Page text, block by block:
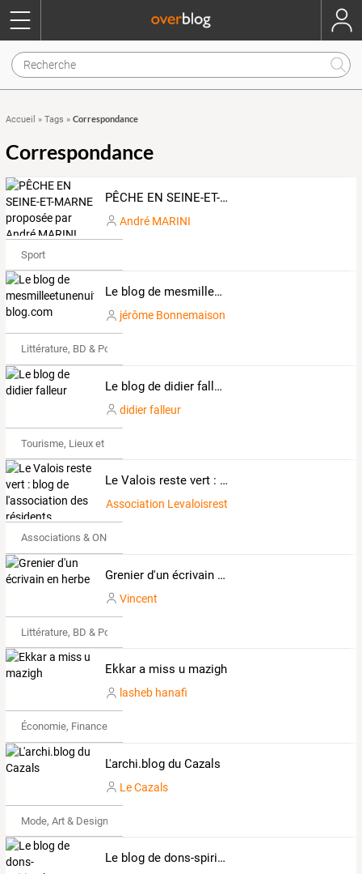
Accueil » Tags » Correspondance
Correspondance
PÊCHE EN SEINE-ET-MARNE proposée par André MARINI
André MARINI
Sport
Le blog de mesmilleetunenuitsalire.over-blog.com
jérôme Bonnemaison
Littérature, BD & Poésie
Le blog de didier falleur
didier falleur
Tourisme, Lieux et Événements
Le Valois reste vert : blog de l'association des résidents
Association Levaloisrestevert
Associations & ONG
Grenier d'un écrivain en herbe
Vincent
Littérature, BD & Poésie
Ekkar a miss u mazigh
lasheb hanafi
Économie, Finance & Droit
L'archi.blog du Cazals
Le Cazals
Mode, Art & Design
Le blog de dons-spirituels.over-blog.com